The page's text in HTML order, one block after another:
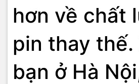
hơn về chất
pin thay thế.
bạn ở Hà